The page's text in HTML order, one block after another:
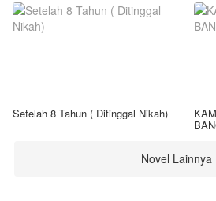
Setelah 8 Tahun ( Ditinggal Nikah)
Novel Lainnya